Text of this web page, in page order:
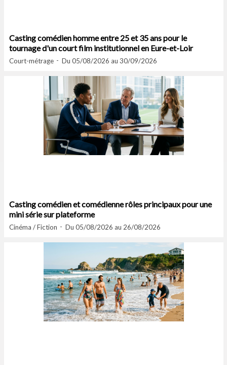
Casting comédien homme entre 25 et 35 ans pour le
tournage d'un court film institutionnel en Eure-et-Loir
Court-métrage Du 05/08/2026 au 30/09/2026
Casting comédien et comédienne rôles principaux pour une
mini série sur plateforme
Cinéma / Fiction Du 05/08/2026 au 26/08/2026